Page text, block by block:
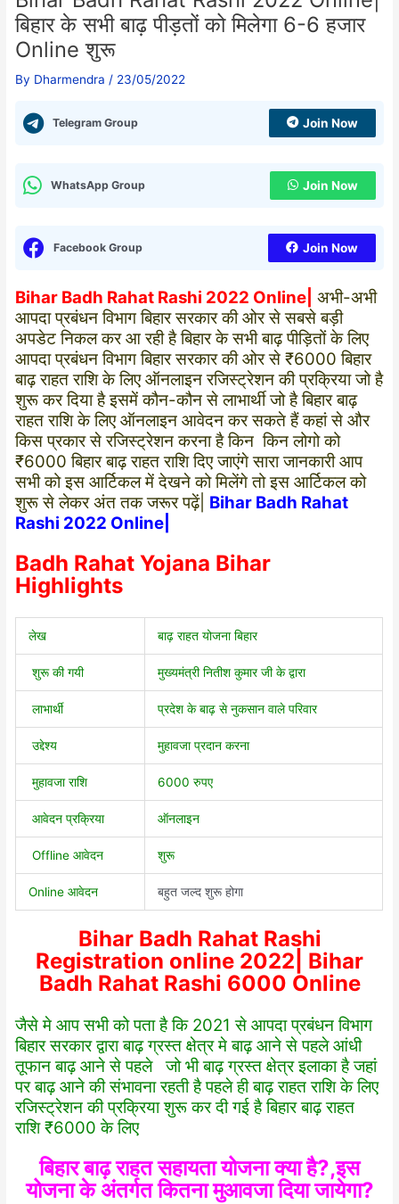
बिहार के सभी बाढ़ पीड़तों को मिलेगा 6-6 हजार
Online शुरू
By Dharmendra / 23/05/2022
Telegram Group Join Now
WhatsApp Group Join Now
Facebook Group Join Now
Bihar Badh Rahat Rashi 2022 Online| अभी-अभी
आपदा प्रबंधन विभाग बिहार सरकार की ओर से सबसे बड़ी
अपडेट निकल कर आ रही है बिहार के सभी बाढ़ पीड़ितों के लिए
आपदा प्रबंधन विभाग बिहार सरकार की ओर से ₹6000 बिहार
बाढ़ राहत राशि के लिए ऑनलाइन रजिस्ट्रेशन की प्रक्रिया जो है
शुरू कर दिया है इसमें कौन-कौन से लाभार्थी जो है बिहार बाढ़
राहत राशि के लिए ऑनलाइन आवेदन कर सकते हैं कहां से और
किस प्रकार से रजिस्ट्रेशन करना है किन किन लोगो को
₹6000 बिहार बाढ़ राहत राशि दिए जाएंगे सारा जानकारी आप
सभी को इस आर्टिकल में देखने को मिलेंगे तो इस आर्टिकल को
शुरू से लेकर अंत तक जरूर पढ़ें| Bihar Badh Rahat
Rashi 2022 Online|
Badh Rahat Yojana Bihar
Highlights
लेख बाढ़ राहत योजना बिहार
शुरू की गयी मुख्यमंत्री नितीश कुमार जी के द्वारा
लाभार्थी प्रदेश के बाढ़ से नुकसान वाले परिवार
उद्देश्य मुहावजा प्रदान करना
मुहावजा राशि 6000 रुपए
आवेदन प्रक्रिया ऑनलाइन
Offline आवेदन शुरू
Online आवेदन बहुत जल्द शुरू होगा
Bihar Badh Rahat Rashi
Registration online 2022| Bihar
Badh Rahat Rashi 6000 Online
जैसे मे आप सभी को पता है कि 2021 से आपदा प्रबंधन विभाग
बिहार सरकार द्वारा बाढ़ ग्रस्त क्षेत्र मे बाढ़ आने से पहले आंधी
तूफान बाढ़ आने से पहले जो भी बाढ़ ग्रस्त क्षेत्र इलाका है जहां
पर बाढ़ आने की संभावना रहती है पहले ही बाढ़ राहत राशि के लिए
रजिस्ट्रेशन की प्रक्रिया शुरू कर दी गई है बिहार बाढ़ राहत
राशि ₹6000 के लिए
बिहार बाढ़ राहत सहायता योजना क्या है?,इस
योजना के अंतर्गत कितना मुआवजा दिया जायेगा?